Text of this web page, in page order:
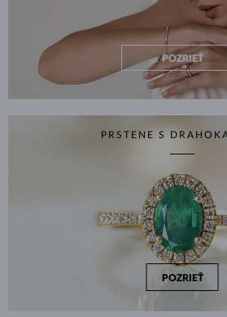
POZRIEŤ
PRSTENE S
POZRIEŤ